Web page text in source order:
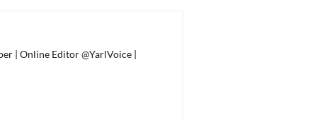
| Online Editor @YarlVoice |